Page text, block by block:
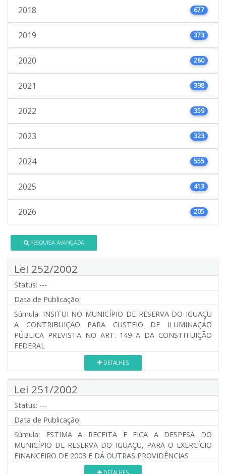
2018 677
2019 373
2020 280
2021 398
2022 359
2023 323
2024 555
2025 413
2026 205
PESQUISA AVANÇADA
Lei 252/2002
Status: ---
Data de Publicação:
Súmula: INSITUI NO MUNICÍPIO DE RESERVA DO IGUAÇU
A CONTRIBUIÇÃO PARA CUSTEIO DE ILUMINAÇÃO
PÚBLICA PREVISTA NO ART. 149 A DA CONSTITUIÇÃO
FEDERAL
DETALHES
Lei 251/2002
Status: ---
Data de Publicação:
Súmula: ESTIMA A RECEITA E FICA A DESPESA DO
MUNICÍPIO DE RESERVA DO IGUAÇU, PARA O EXERCÍCIO
FINANCEIRO DE 2003 E DÁ OUTRAS PROVIDÊNCIAS
DETALHES